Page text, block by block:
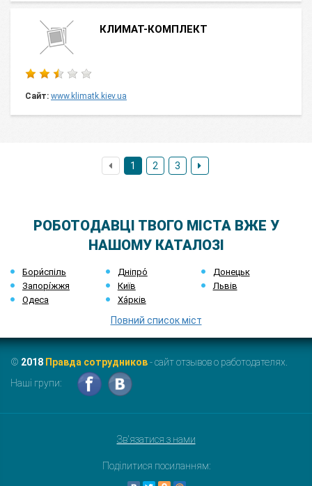
КЛИМАТ-КОМПЛЕКТ
Сайт: www.klimatk.kiev.ua
1 2 3
РОБОТОДАВЦІ ТВОГО МІСТА ВЖЕ У
НАШОМУ КАТАЛОЗІ
Бори́спіль Дніпро́
Донецьк
Запорі́жжя
Київ
Львів
Одеса
Ха́рків
Повний список міст
© 2018 Правда сотрудников- сайт отзывов о работодателях.
Наші групи:
Зв'язатися з нами
Поділитися посиланням: